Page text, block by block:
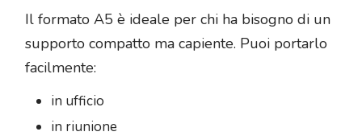
Il formato A5 è ideale per chi ha bisogno di un
supporto compatto ma capiente. Puoi portarlo
facilmente:
in ufficio
in riunione